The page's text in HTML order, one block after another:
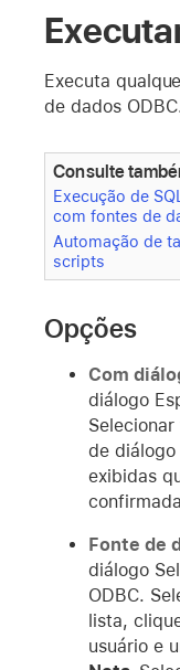
Executa
de dados
Consulte
Execução de
com fontes de
Automação de
scripts
Opções
Com
diálogo
de diálogo
exibidas
Fonte de
diálogo
ODBC.
lista,
usuário e